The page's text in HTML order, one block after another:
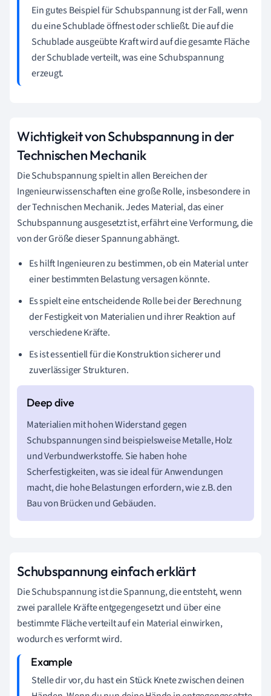
Ein gutes Beispiel für Schubspannung ist der Fall, wenn
du eine Schublade öffnest oder schließt. Die auf die
Schublade ausgeübte Kraft wird auf die gesamte Fläche
der Schublade verteilt, was eine Schubspannung
erzeugt.
Wichtigkeit von Schubspannung in der
Technischen Mechanik
Die Schubspannung spielt in allen Bereichen der
Ingenieurwissenschaften eine große Rolle, insbesondere in
der Technischen Mechanik. Jedes Material, das einer
Schubspannung ausgesetzt ist, erfährt eine Verformung, die
von der Größe dieser Spannung abhängt.
Es hilft Ingenieuren zu bestimmen, ob ein Material unter
einer bestimmten Belastung versagen könnte.
Es spielt eine entscheidende Rolle bei der Berechnung
der Festigkeit von Materialien und ihrer Reaktion auf
verschiedene Kräfte.
Es ist essentiell für die Konstruktion sicherer und
zuverlässiger Strukturen.
Materialien mit hohen Widerstand gegen
Schubspannungen sind beispielsweise Metalle, Holz
und Verbundwerkstoffe. Sie haben hohe
Scherfestigkeiten, was sie ideal für Anwendungen
macht, die hohe Belastungen erfordern, wie z.B. den
Bau von Brücken und Gebäuden.
Schubspannung einfach erklärt
Die Schubspannung ist die Spannung, die entsteht, wenn
zwei parallele Kräfte entgegengesetzt und über eine
bestimmte Fläche verteilt auf ein Material einwirken,
wodurch es verformt wird.
Stelle dir vor, du hast ein Stück Knete zwischen deinen